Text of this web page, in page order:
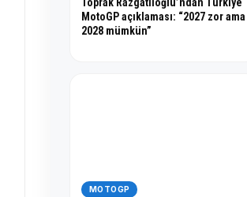
MotoGP açıklaması: “2027 zor ama
2028 mümkün”
MOTOGP